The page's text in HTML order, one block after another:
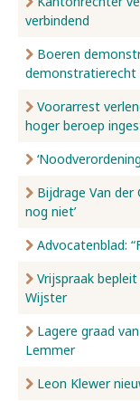
verbindend
Boeren
demonstratierecht
Voorarrest
hoger beroep
Bijdrage Van der
nog niet’
Advocatenblad:
Vrijspraak
Wijster
Lagere graad
Lemmer
Leon Klewer